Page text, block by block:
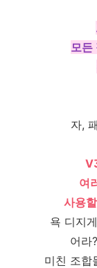
모든
자,
여
사용
욕 디지
어라
미친 조합